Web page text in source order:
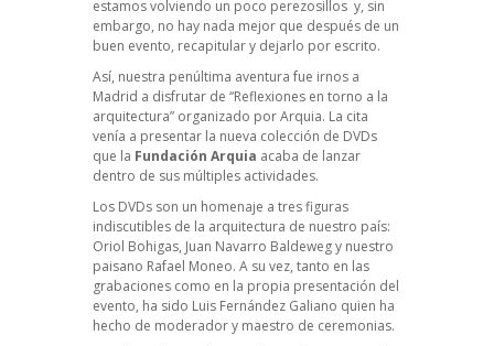
estamos volviendo un poco perezosillos y, sin
embargo, no hay nada mejor que después de un
buen evento, recapitular y dejarlo por escrito.
Así, nuestra penúltima aventura fue irnos a
Madrid a disfrutar de “Reflexiones en torno a la
arquitectura” organizado por Arquia. La cita
venía a presentar la nueva colección de DVDs
que la Fundación Arquia acaba de lanzar
dentro de sus múltiples actividades.
Los DVDs son un homenaje a tres figuras
indiscutibles de la arquitectura de nuestro país:
Oriol Bohigas, Juan Navarro Baldeweg y nuestro
paisano Rafael Moneo. A su vez, tanto en las
grabaciones como en la propia presentación del
evento, ha sido Luis Fernández Galiano quien ha
hecho de moderador y maestro de ceremonias.